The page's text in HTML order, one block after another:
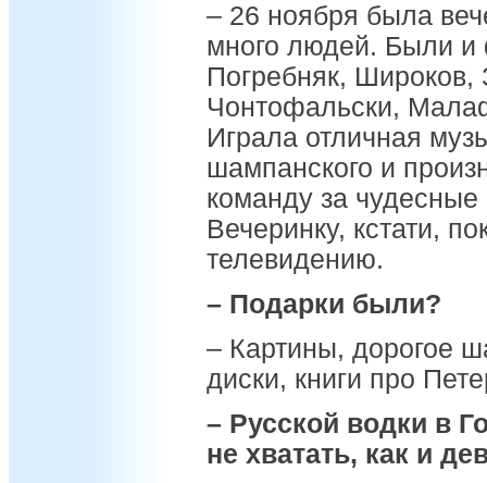
– 26 ноября была
много людей. Были
Погребняк,
Чонтофальски,
Играла отличная
шампанского и
команду за
Вечеринку, кстати,
телевидению.
– Подарки были?
– Картины, дорогое
диски, книги про
– Русской водки в
не хватать, как и